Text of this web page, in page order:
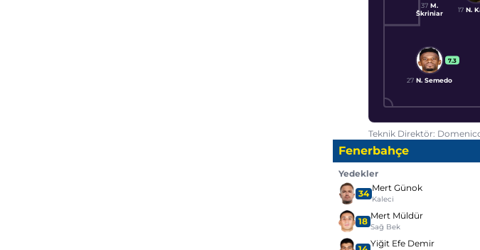
7.3
27 N. Semedo
37 M.
Škriniar
17 N.
Teknik Direktör:
Fenerbahçe
Yedekler
34 Mert Günok
Kaleci
18 Mert Müldür
Sağ Bek
Yiğit Efe Demir